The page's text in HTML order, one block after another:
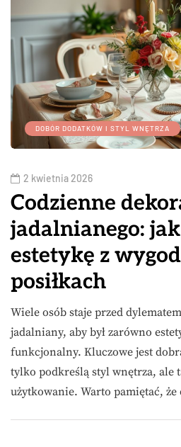
DOBÓR DODATKÓW I STYL WNĘTRZA
2 kwietnia 2026
Codzienne
jadalnianego: jak
estetykę z
posiłkach
Wiele osób staje przed
jadalniany, aby był zarówno
funkcjonalny. Kluczowe jest
tylko podkreślą styl wnętrza, ale
użytkowanie. Warto pamiętać,